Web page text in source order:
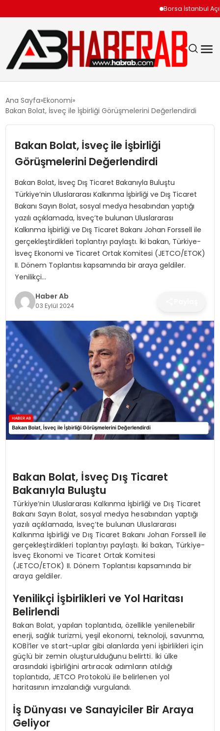
Borsa İstanbul
SIYASET
TEKNOLOJI
SPOR
SAĞLIK
MAGAZIN
YAŞAM
Ana Sayfa Ekonomi
Bakan Bolat, İsveç ile İşbirliği Görüşmelerini Değerlendirdi
Bakan Bolat, İsveç ile İşbirliği
Görüşmelerini Değerlendirdi
Bakan Bolat, İsveç Dış Ticaret Bakanıyla Buluştu
Türkiye’nin Uluslararası Kalkınma İşbirliği ve Dış Ticaret
Bakanı Sayın Bolat, sosyal medya hesabından yaptığı
yazılı açıklamada, İsveç’te bulunan Uluslararası
Kalkınma İşbirliği ve Dış Ticaret Bakanı Johan Forssell ile
gerçekleştirdikleri toplantıyı paylaştı. İki bakan, Türkiye-
İsveç Ekonomi ve Ticaret Ortak Komitesi (JETCO/ETOK)
II. Dönem Toplantısı kapsamında bir araya geldiler.
Yenilikçi…
Haber Ab
03 Eylül 2024
Bakan Bolat, İsveç Dış Ticaret
Bakanıyla Buluştu
Türkiye’nin Uluslararası Kalkınma İşbirliği ve Dış Ticaret
Bakanı Sayın Bolat, sosyal medya hesabından yaptığı
yazılı açıklamada, İsveç’te bulunan Uluslararası
Kalkınma İşbirliği ve Dış Ticaret Bakanı Johan Forssell ile
gerçekleştirdikleri toplantıyı paylaştı. İki bakan, Türkiye-
İsveç Ekonomi ve Ticaret Ortak Komitesi
(JETCO/ETOK) II. Dönem Toplantısı kapsamında bir
araya geldiler.
Yenilikçi İşbirlikleri ve Yol Haritası
Belirlendi
Bakan Bolat, yapılan toplantıda, özellikle yenilenebilir
enerji, sağlık turizmi, yeşil ekonomi, teknoloji, savunma,
KOBİ’ler ve start-uplar gibi alanlarda yeni işbirlikleri için
güçlü bir zemin oluşturulduğunu belirtti. İki ülke
arasındaki işbirliğini artıracak adımların atıldığı
toplantıda, JETCO Protokolü ile belirlenen yol
haritasının imzalandığı vurgulandı.
İş Dünyası ve Sanayiciler Bir Araya
Geliyor